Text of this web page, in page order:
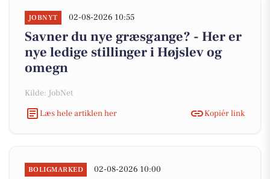
JOBNYT 02-08-2026 10:55
Savner du nye græsgange? - Her er
nye ledige stillinger i Højslev og
omegn
Kilde: JobNet
Læs hele artiklen her
Kopiér link
BOLIGMARKED 02-08-2026 10:00